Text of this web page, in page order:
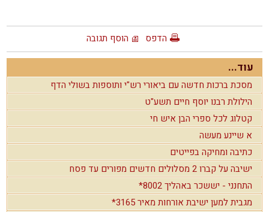
הדפס הוסף תגובה
עוד...
מסכת ברכות חדשה עם ביאורי רש"י ותוספות בשולי הדף
הילולת רבנו יוסף חיים תשע"ט
קטלוג לכל ספרי הבן איש חי
א שיינע מעשה
כתיבה ומחיקה בפייטים
ישיבה על קברו 2 מסלולים חדשים מפורים עד פסח
התחנני - יששכר באהליך 8002*
מגבית למען ישיבת אורחות מאיר 3165*